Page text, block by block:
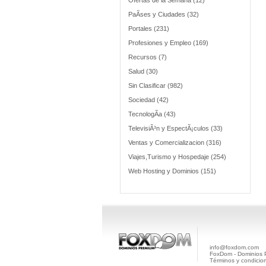
PaÃ­ses y Ciudades (32)
Portales (231)
Profesiones y Empleo (169)
Recursos (7)
Salud (30)
Sin Clasificar (982)
Sociedad (42)
TecnologÃ­a (43)
TelevisiÃ³n y EspectÃ¡culos (33)
Ventas y Comercializacion (316)
Viajes,Turismo y Hospedaje (254)
Web Hosting y Dominios (151)
info@foxdom.com
FoxDom - Dominios
Términos y